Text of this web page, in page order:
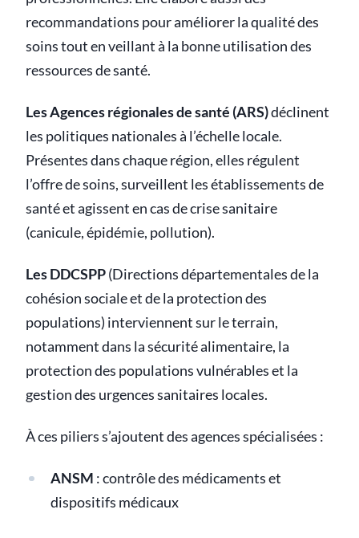
recommandations pour améliorer la qualité des
soins tout en veillant à la bonne utilisation des
ressources de santé.
Les Agences régionales de santé (ARS)déclinent
les politiques nationales à l’échelle locale.
Présentes dans chaque région, elles régulent
l’offre de soins, surveillent les établissements de
santé et agissent en cas de crise sanitaire
(canicule, épidémie, pollution).
Les DDCSPP(Directions départementales de la
cohésion sociale et de la protection des
populations) interviennent sur le terrain,
notamment dans la sécurité alimentaire, la
protection des populations vulnérables et la
gestion des urgences sanitaires locales.
À ces piliers s’ajoutent des agences spécialisées :
ANSM : contrôle des médicaments et
dispositifs médicaux